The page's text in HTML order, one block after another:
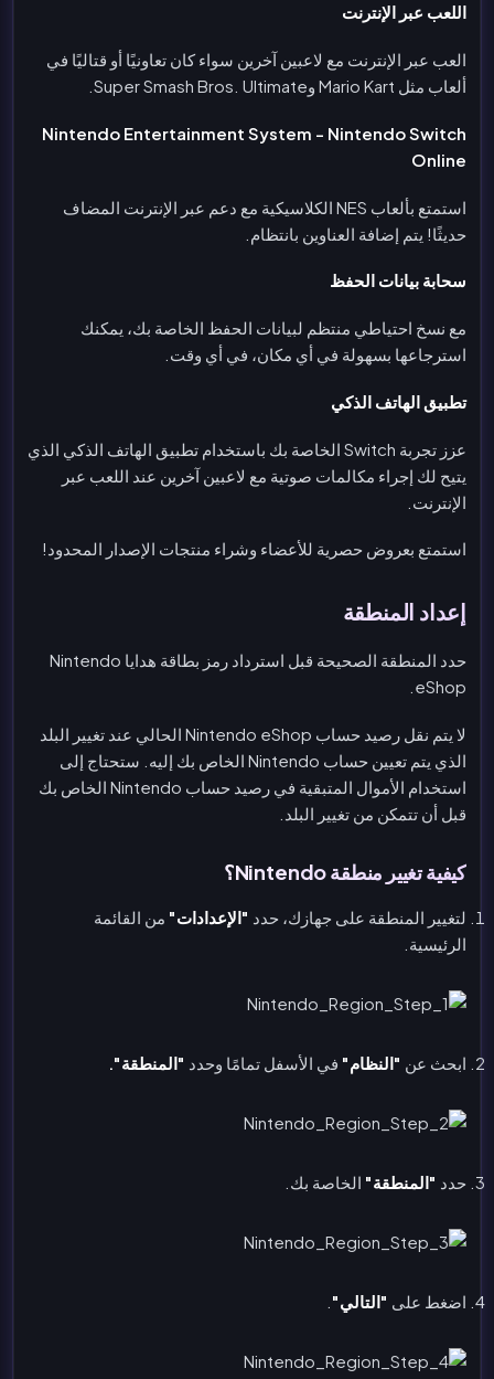
اللعب عبر الإنترنت
العب عبر الإنترنت مع لاعبين آخرين سواء كان تعاونيًا أو قتاليًا في
ألعاب مثل Mario Kart وSuper Smash Bros. Ultimate.
Nintendo Entertainment System - Nintendo Switch
Online
استمتع بألعاب NES الكلاسيكية مع دعم عبر الإنترنت المضاف
حديثًا! يتم إضافة العناوين بانتظام.
سحابة بيانات الحفظ
مع نسخ احتياطي منتظم لبيانات الحفظ الخاصة بك، يمكنك
استرجاعها بسهولة في أي مكان، في أي وقت.
تطبيق الهاتف الذكي
عزز تجربة Switch الخاصة بك باستخدام تطبيق الهاتف الذكي الذي
يتيح لك إجراء مكالمات صوتية مع لاعبين آخرين عند اللعب عبر
الإنترنت.
استمتع بعروض حصرية للأعضاء وشراء منتجات الإصدار المحدود!
إعداد المنطقة
حدد المنطقة الصحيحة قبل استرداد رمز بطاقة هدايا Nintendo
eShop.
لا يتم نقل رصيد حساب Nintendo eShop الحالي عند تغيير البلد
الذي يتم تعيين حساب Nintendo الخاص بك إليه. ستحتاج إلى
استخدام الأموال المتبقية في رصيد حساب Nintendo الخاص بك
قبل أن تتمكن من تغيير البلد.
كيفية تغيير منطقة Nintendo؟
لتغيير المنطقة على جهازك، حدد "الإعدادات" من القائمة
الرئيسية.
ابحث عن "النظام" في الأسفل تمامًا وحدد "المنطقة".
حدد "المنطقة" الخاصة بك.
اضغط على "التالي"